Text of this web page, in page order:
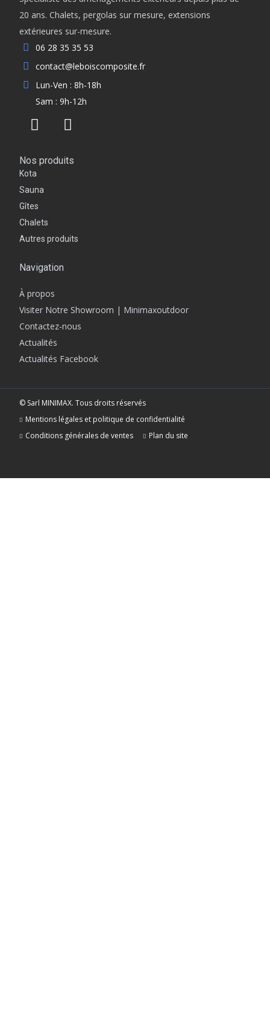
20 ans. Chalets, pergolas sur mesure, extensions
extérieures sur-mesure.
06 28 35 35 53
contact@leboiscomposite.fr
Lun-Ven : 8h-18h
Sam : 9h-12h
Nos produits
Kota
Sauna
Gîtes
Chalets
Autres produits
Navigation
À propos
Visiter Notre Showroom | Minimaxoutdoor
Contactez-nous
Actualités
Actualités Facebook
© Sarl MINIMAX. Tous droits réservés
Mentions légales et politique de confidentialité
Conditions générales de ventes
Plan du site